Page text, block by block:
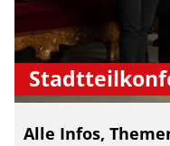
Alle Infos,